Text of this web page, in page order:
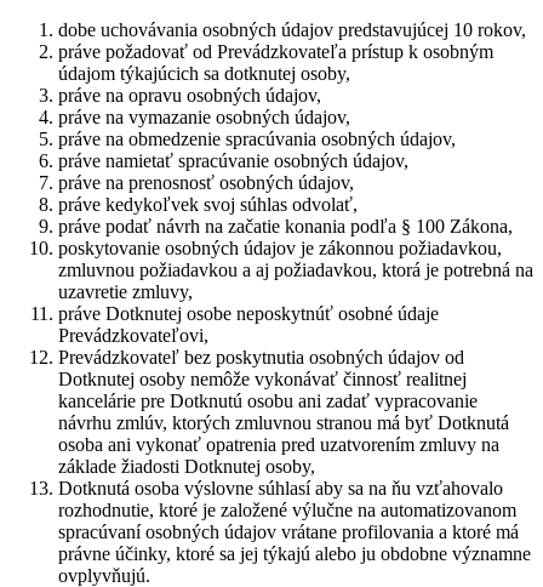
dobe uchovávania osobných údajov predstavujúcej 10 rokov,
práve požadovať od Prevádzkovateľa prístup k osobným
údajom týkajúcich sa dotknutej osoby,
práve na opravu osobných údajov,
práve na vymazanie osobných údajov,
práve na obmedzenie spracúvania osobných údajov,
práve namietať spracúvanie osobných údajov,
práve na prenosnosť osobných údajov,
práve kedykoľvek svoj súhlas odvolať,
práve podať návrh na začatie konania podľa § 100 Zákona,
poskytovanie osobných údajov je zákonnou požiadavkou,
zmluvnou požiadavkou a aj požiadavkou, ktorá je potrebná na
uzavretie zmluvy,
práve Dotknutej osobe neposkytnúť osobné údaje
Prevádzkovateľovi,
Prevádzkovateľ bez poskytnutia osobných údajov od
Dotknutej osoby nemôže vykonávať činnosť realitnej
kancelárie pre Dotknutú osobu ani zadať vypracovanie
návrhu zmlúv, ktorých zmluvnou stranou má byť Dotknutá
osoba ani vykonať opatrenia pred uzatvorením zmluvy na
základe žiadosti Dotknutej osoby,
Dotknutá osoba výslovne súhlasí aby sa na ňu vzťahovalo
rozhodnutie, ktoré je založené výlučne na automatizovanom
spracúvaní osobných údajov vrátane profilovania a ktoré má
právne účinky, ktoré sa jej týkajú alebo ju obdobne významne
ovplyvňujú.